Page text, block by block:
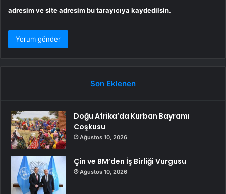
adresim ve site adresim bu tarayıcıya kaydedilsin.
Son Eklenen
Doğu Afrika’da Kurban Bayramı
Coşkusu
Ağustos 10, 2026
Çin ve BM’den İş Birliği Vurgusu
Ağustos 10, 2026